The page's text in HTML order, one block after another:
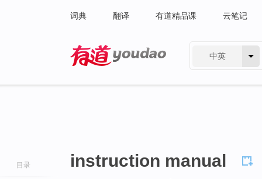
词典 翻译 有道精品课 云笔记
中英
目录 instruction manual